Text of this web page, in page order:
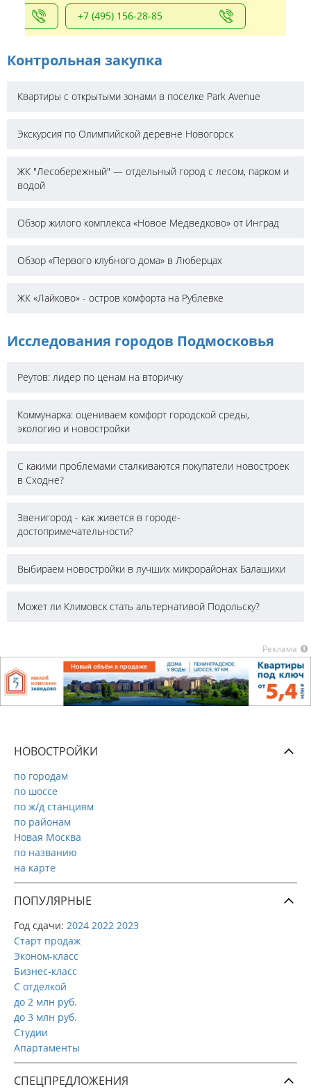
+7 (495) 156-28-85
Контрольная закупка
Квартиры с открытыми зонами в поселке Park Avenue
Экскурсия по Олимпийской деревне Новогорск
ЖК "Лесобережный" — отдельный город с лесом, парком и
водой
Обзор жилого комплекса «Новое Медведково» от Инград
Обзор «Первого клубного дома» в Люберцах
ЖК «Лайково» - остров комфорта на Рублевке
Исследования городов Подмосковья
Реутов: лидер по ценам на вторичку
Коммунарка: оцениваем комфорт городской среды,
экологию и новостройки
С какими проблемами сталкиваются покупатели новостроек
в Сходне?
Звенигород - как живется в городе-
достопримечательности?
Выбираем новостройки в лучших микрорайонах Балашихи
Может ли Климовск стать альтернативой Подольску?
Реклама
НОВОСТРОЙКИ
по городам
по шоссе
по ж/д станциям
по районам
Новая Москва
по названию
на карте
ПОПУЛЯРНЫЕ
Год сдачи: 2024 2022 2023
Старт продаж
Эконом-класс
Бизнес-класс
С отделкой
до 2 млн руб.
до 3 млн руб.
Студии
Апартаменты
СПЕЦПРЕДЛОЖЕНИЯ